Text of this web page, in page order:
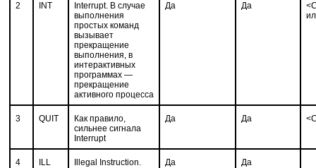
2 INT
Interrupt. В случае
выполнения
простых команд
вызывает
прекращение
выполнения, в
интерактивных
программах —
прекращение
активного процесса
Да Да
3 QUIT
Как правило,
сильнее сигнала
Interrupt
Да Да
4 ILL
Illegal Instruction.
Да Да